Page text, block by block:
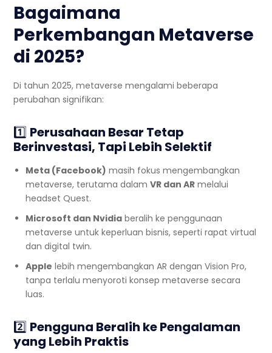
Bagaimana
Perkembangan Metaverse
di 2025?
Di tahun 2025, metaverse mengalami beberapa
perubahan signifikan:
1️⃣ Perusahaan Besar Tetap
Berinvestasi, Tapi Lebih Selektif
Meta (Facebook) masih fokus mengembangkan
metaverse, terutama dalam VR dan ARmelalui
headset Quest.
Microsoft dan Nvidiaberalih ke penggunaan
metaverse untuk keperluan bisnis, seperti rapat virtual
dan digital twin.
Apple lebih mengembangkan AR dengan Vision Pro,
tanpa terlalu menyoroti konsep metaverse secara
luas.
2️⃣ Pengguna Beralih ke Pengalaman
yang Lebih Praktis